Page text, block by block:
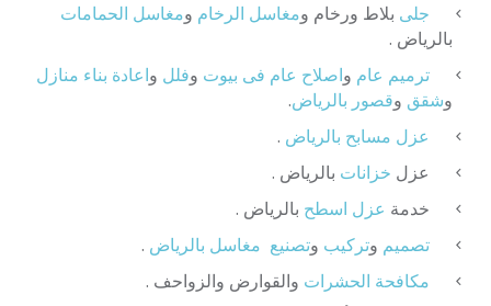
جلى بلاط ورخام ومغاسل الرخام ومغاسل الحمامات
بالرياض .
ترميم عام واصلاح عام فى بيوت وفلل واعادة بناء منازل
وشقق وقصور بالرياض.
عزل مسابح بالرياض .
عزل خزانات بالرياض .
خدمة عزل اسطح بالرياض .
تصميم وتركيب وتصنيع مغاسل بالرياض .
مكافحة الحشرات والقوارض والزواحف .